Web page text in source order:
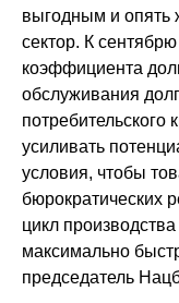
выгодным и опять
сектор. К
коэффициента
обслуживания
усиливать
условия, чтобы
бюрократических
цикл
максимально
председатель